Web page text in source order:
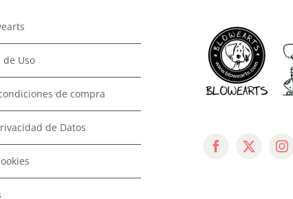
de Uso
de compra
de Datos